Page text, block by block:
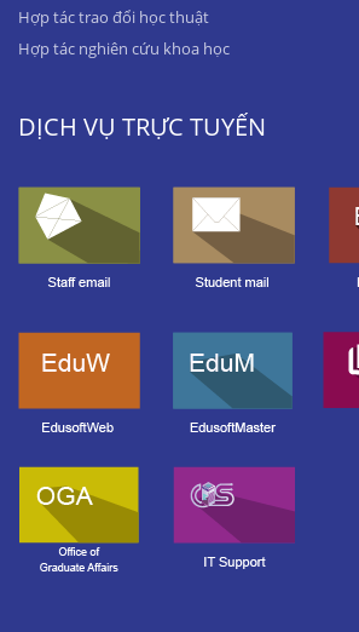
Hợp tác trao đổi học thuật
Hợp tác nghiên cứu khoa học
DỊCH VỤ TRỰC TUYẾN